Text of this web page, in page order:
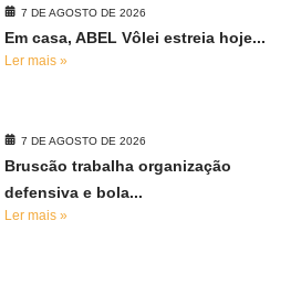
7 DE AGOSTO DE 2026
Em casa, ABEL Vôlei estreia hoje...
Ler mais »
7 DE AGOSTO DE 2026
Bruscão trabalha organização
defensiva e bola...
Ler mais »